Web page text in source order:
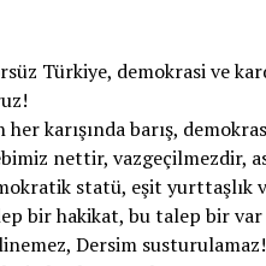
Türkiye, demokrasi ve
her karışında barış,
nettir, vazgeçilmezdir,
statü, eşit yurttaşlık
bir hakikat, bu talep bir var
Dersim susturulamaz!